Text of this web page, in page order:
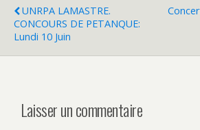
UNRPA LAMASTRE.
CONCOURS DE PETANQUE:
Lundi 10 Juin
Laisser un commentaire